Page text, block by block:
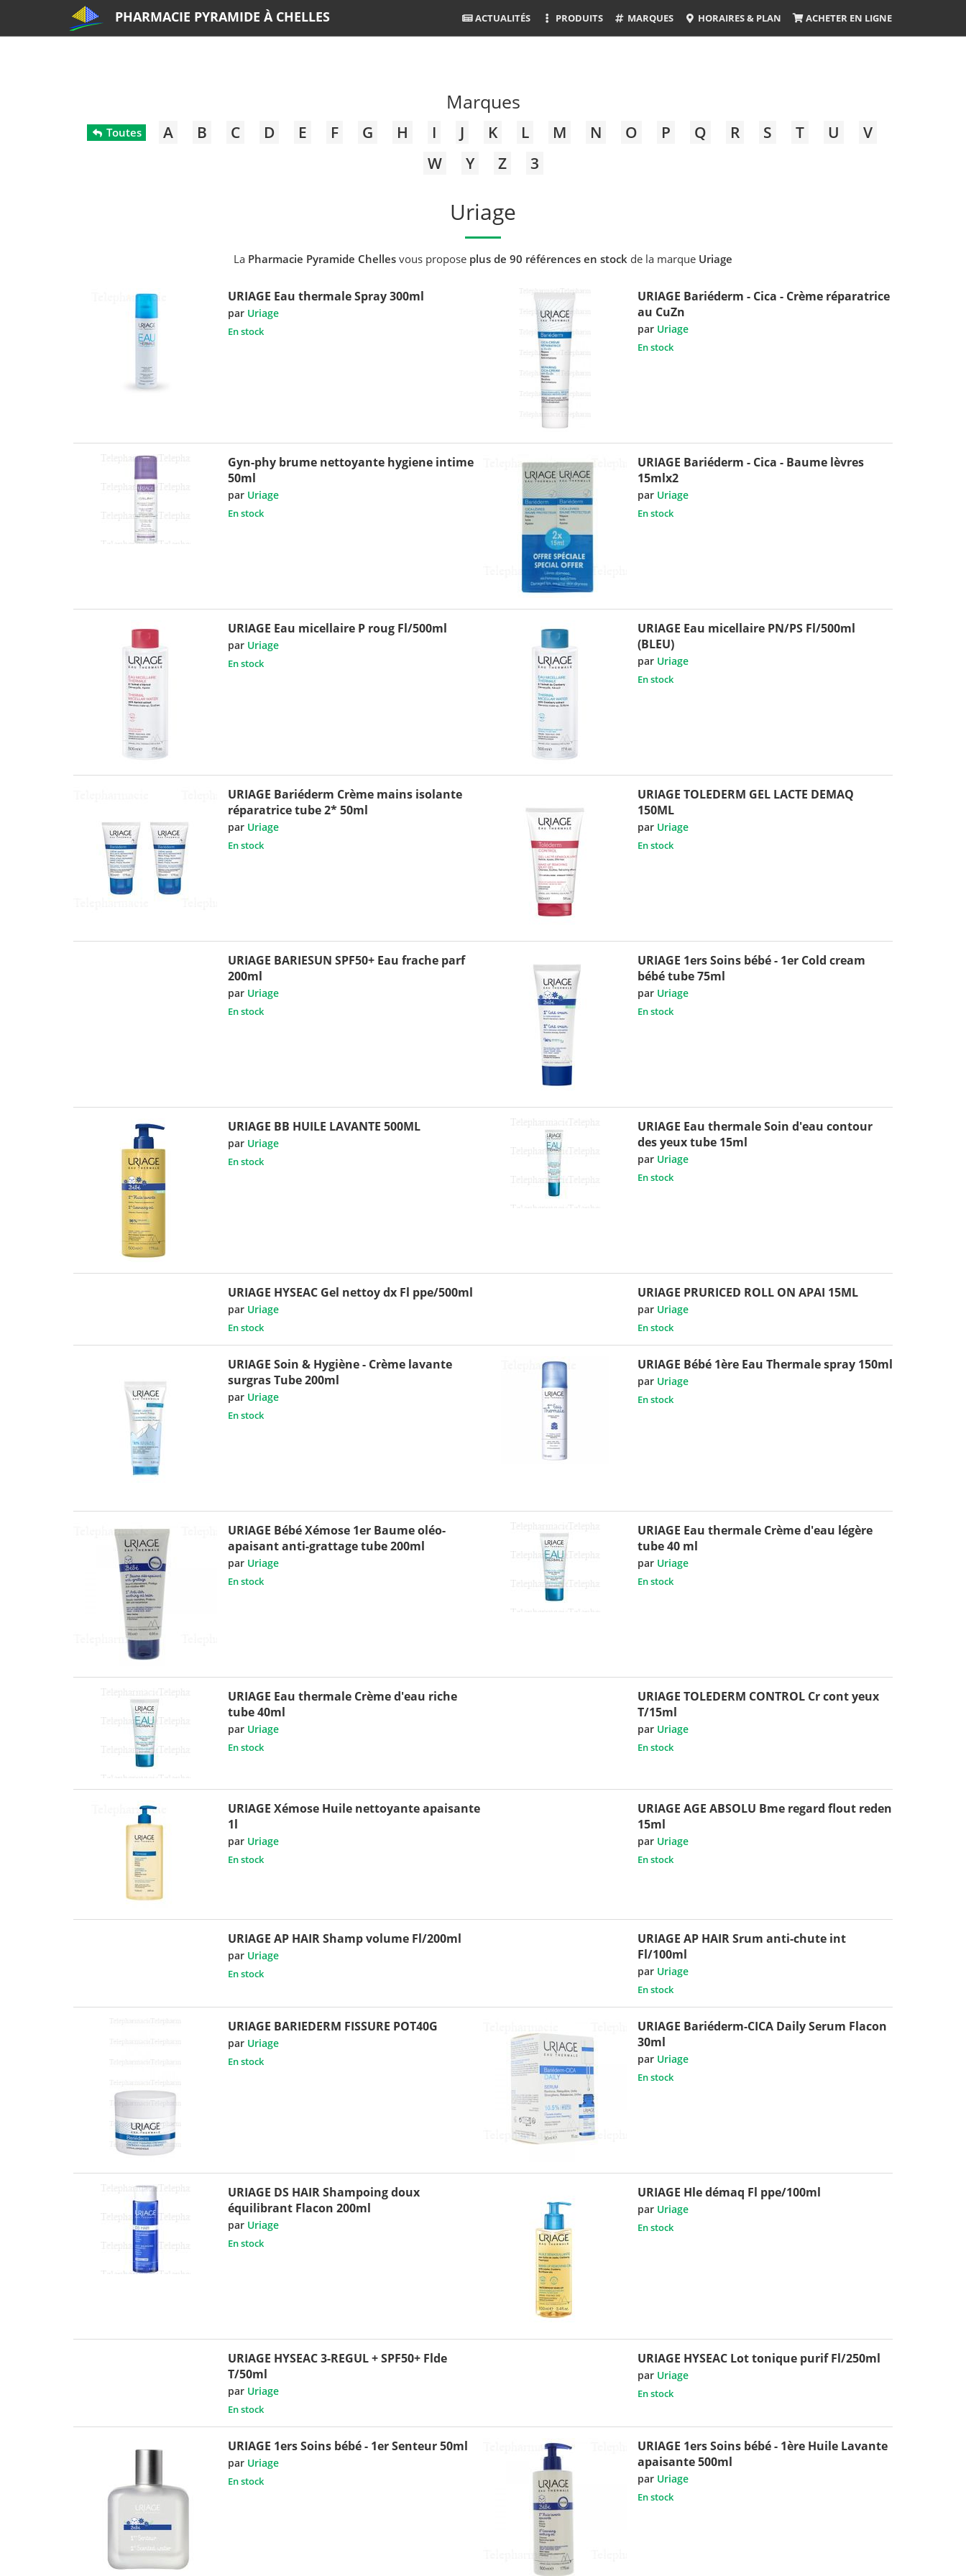
PHARMACIE PYRAMIDE À CHELLES ACTUALITÉS PRODUITS MARQUES HORAIRES & PLAN ACHETER EN LIGNE
Marques
Toutes A B C D E F G H I J K L M N O P Q R S T U
V
W
Y Z 3
Uriage
La Pharmacie Pyramide Chelles vous propose plus de 90 références en stock de la marque Uriage
URIAGE Eau thermale Spray 300ml
par Uriage
En stock
URIAGE Bariéderm - Cica - Crème réparatrice
au CuZn
par Uriage
En stock
Gyn-phy brume nettoyante hygiene intime
50ml
par Uriage
En stock
URIAGE Bariéderm - Cica - Baume lèvres
15mlx2
par Uriage
En stock
URIAGE Eau micellaire P roug Fl/500ml
par Uriage
En stock
URIAGE Eau micellaire PN/PS Fl/500ml
(BLEU)
par Uriage
En stock
URIAGE Bariéderm Crème mains isolante
réparatrice tube 2* 50ml
par Uriage
En stock
URIAGE TOLEDERM GEL LACTE DEMAQ
150ML
par Uriage
En stock
URIAGE BARIESUN SPF50+ Eau frache parf
200ml
par Uriage
En stock
URIAGE 1ers Soins bébé - 1er Cold cream
bébé tube 75ml
par Uriage
En stock
URIAGE BB HUILE LAVANTE 500ML
par Uriage
En stock
URIAGE Eau thermale Soin d'eau contour
des yeux tube 15ml
par Uriage
En stock
URIAGE HYSEAC Gel nettoy dx Fl ppe/500ml
par Uriage
En stock
URIAGE PRURICED ROLL ON APAI 15ML
par Uriage
En stock
URIAGE Soin & Hygiène - Crème lavante
surgras Tube 200ml
par Uriage
En stock
URIAGE Bébé 1ère Eau Thermale spray 150ml
par Uriage
En stock
URIAGE Bébé Xémose 1er Baume oléo-
apaisant anti-grattage tube 200ml
par Uriage
En stock
URIAGE Eau thermale Crème d'eau légère
tube 40 ml
par Uriage
En stock
URIAGE Eau thermale Crème d'eau riche
tube 40ml
par Uriage
En stock
URIAGE TOLEDERM CONTROL Cr cont yeux
T/15ml
par Uriage
En stock
URIAGE Xémose Huile nettoyante apaisante
1l
par Uriage
En stock
URIAGE AGE ABSOLU Bme regard flout reden
15ml
par Uriage
En stock
URIAGE AP HAIR Shamp volume Fl/200ml
par Uriage
En stock
URIAGE AP HAIR Srum anti-chute int
Fl/100ml
par Uriage
En stock
URIAGE BARIEDERM FISSURE POT40G
par Uriage
En stock
URIAGE Bariéderm-CICA Daily Serum Flacon
30ml
par Uriage
En stock
URIAGE DS HAIR Shampoing doux
équilibrant Flacon 200ml
par Uriage
En stock
URIAGE Hle démaq Fl ppe/100ml
par Uriage
En stock
URIAGE HYSEAC 3-REGUL + SPF50+ Flde
T/50ml
par Uriage
En stock
URIAGE HYSEAC Lot tonique purif Fl/250ml
par Uriage
En stock
URIAGE 1ers Soins bébé - 1er Senteur 50ml
par Uriage
En stock
URIAGE 1ers Soins bébé - 1ère Huile Lavante
apaisante 500ml
par Uriage
En stock